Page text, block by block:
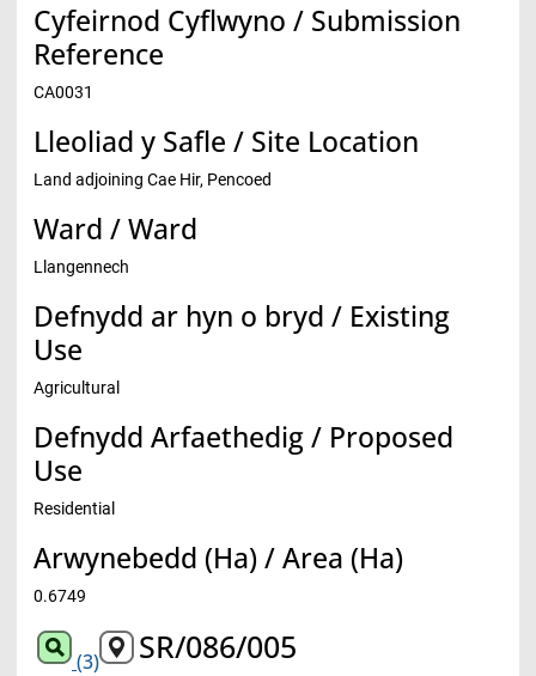
Cyfeirnod Cyflwyno / Submission
Reference
CA0031
Lleoliad y Safle / Site Location
Land adjoining Cae Hir, Pencoed
Ward / Ward
Llangennech
Defnydd ar hyn o bryd / Existing
Use
Agricultural
Defnydd Arfaethedig / Proposed
Use
Residential
Arwynebedd (Ha) / Area (Ha)
0.6749
(3) SR/086/005